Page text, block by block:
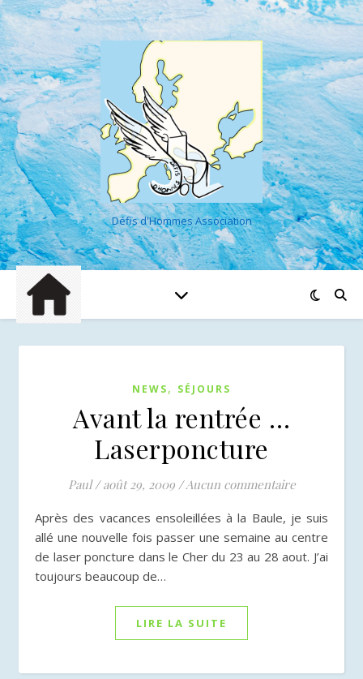
Défis d'Hommes Association
NEWS, SÉJOURS
Avant la rentrée …
Laserponcture
Paul / août 29, 2009 /Aucun commentaire
Après des vacances ensoleillées à la Baule, je suis
allé une nouvelle fois passer une semaine au centre
de laser poncture dans le Cher du 23 au 28 aout. J’ai
toujours beaucoup de…
LIRE LA SUITE